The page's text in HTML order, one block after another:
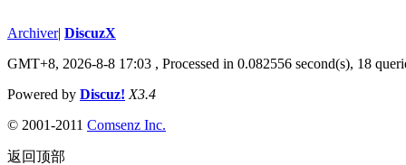
Archiver| DiscuzX
GMT+8, 2026-8-8 17:03 , Processed in 0.082556 second(s), 18
Powered by Discuz! X3.4
© 2001-2011 Comsenz Inc.
返回顶部